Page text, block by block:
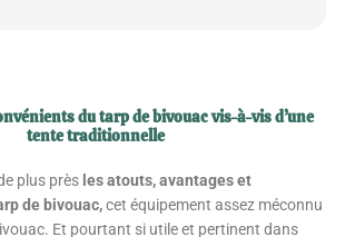
du tarp de bivouac vis-à-vis d’une
tente traditionnelle
plus près les atouts, avantages et
de bivouac,cet équipement assez méconnu
Et pourtant si utile et pertinent dans